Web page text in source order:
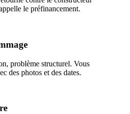
le préfinancement.
problème structurel. Vous
des photos et des dates.